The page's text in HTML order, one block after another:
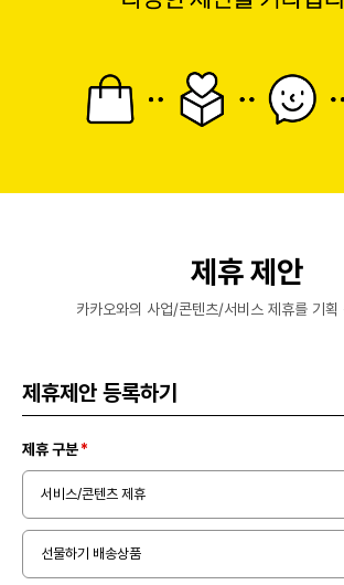
제휴 제안
카카오와의 사업/콘텐츠/서비스 제휴를 기획
제휴제안 등록하기
제휴 구분
서비스/콘텐츠 제휴
선물하기 배송상품